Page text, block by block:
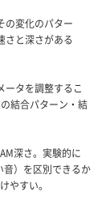
の変化のパター
さと深さがある
ータを調整するこ
結合パターン・結
深さ。実験的に
音）を区別できるか
やすい。